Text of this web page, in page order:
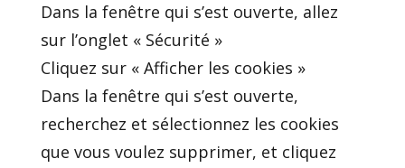
Dans la fenêtre qui s’est ouverte, allez
sur l’onglet « Sécurité »
Cliquez sur « Afficher les cookies »
Dans la fenêtre qui s’est ouverte,
recherchez et sélectionnez les cookies
que vous voulez supprimer, et cliquez